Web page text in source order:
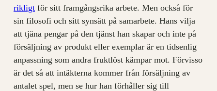
rikligt för sitt framgångsrika arbete. Men också för
sin filosofi och sitt synsätt på samarbete. Hans vilja
att tjäna pengar på den tjänst han skapar och inte på
försäljning av produkt eller exemplar är en tidsenlig
anpassning som andra fruktlöst kämpar mot. Förvisso
är det så att intäkterna kommer från försäljning av
antalet spel, men se hur han förhåller sig till